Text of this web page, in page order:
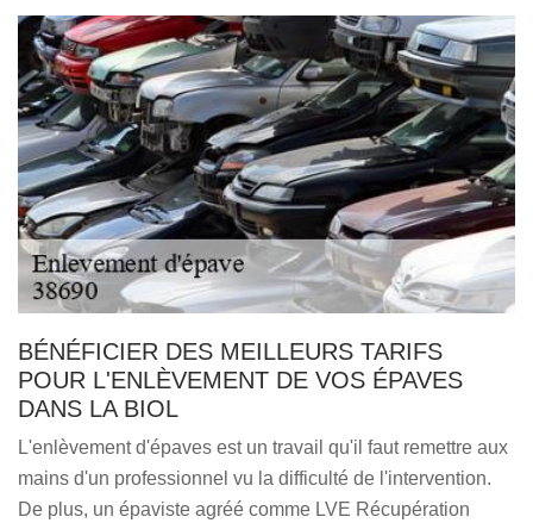
BÉNÉFICIER DES MEILLEURS TARIFS
POUR L'ENLÈVEMENT DE VOS ÉPAVES
DANS LA BIOL
L'enlèvement d'épaves est un travail qu'il faut remettre aux
mains d'un professionnel vu la difficulté de l'intervention.
De plus, un épaviste agréé comme LVE Récupération